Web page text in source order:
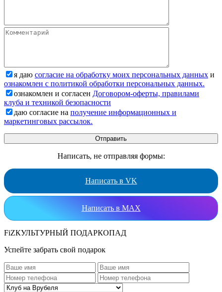
я даю согласие на обработку моих персональных данных и
ознакомлен с политикой обработки персональных данных.
ознакомлен и согласен Договором-оферты, правилами
клуба и техникой безопасности
даю согласие на получение информационных и
маркетинговых рассылок.
Написать, не отправляя формы:
Написать в VK
Написать в MAX
FiZКУЛЬТУРНЫЙ ПОДАРКОПАД
Успейте забрать свой подарок